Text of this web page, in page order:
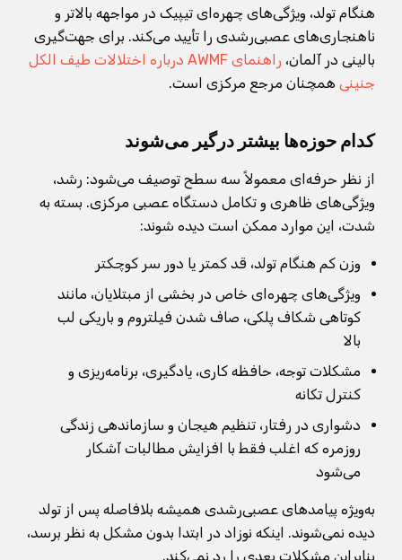
هنگام تولد، ویژگی‌های چهره‌ای تیپیک در مواجهه بالاتر و
ناهنجاری‌های عصبی‌رشدی را تأیید می‌کند. برای جهت‌گیری
بالینی در آلمان،
راهنمای AWMF درباره اختلالات طیف الکل
جنینی همچنان مرجع مرکزی است.
کدام حوزه‌ها بیشتر درگیر می‌شوند
از نظر حرفه‌ای معمولاً سه سطح توصیف می‌شود: رشد،
ویژگی‌های ظاهری و تکامل دستگاه عصبی مرکزی. بسته به
شدت، این موارد ممکن است دیده شوند:
وزن کم هنگام تولد، قد کمتر یا دور سر کوچکتر
ویژگی‌های چهره‌ای خاص در بخشی از مبتلایان، مانند
کوتاهی شکاف پلکی، صاف شدن فیلتروم و باریکی لب
بالا
مشکلات توجه، حافظه کاری، یادگیری، برنامه‌ریزی و
کنترل تکانه
دشواری در رفتار، تنظیم هیجان و سازماندهی زندگی
روزمره که اغلب فقط با افزایش مطالبات آشکار
می‌شود
به‌ویژه پیامدهای عصبی‌رشدی همیشه بلافاصله پس از تولد
دیده نمی‌شوند. اینکه نوزاد در ابتدا بدون مشکل به نظر برسد،
بنابراین مشکلات بعدی را رد نمی‌کند.